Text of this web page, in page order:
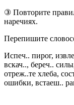
③ Повторите
наречиях.
Перепишите
Испеч.. пирог,
вскач.., береч..
отреж..те хлеба,
ошибки, встаеш..